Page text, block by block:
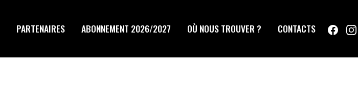
PARTENAIRES ABONNEMENT 2026/2027 OÙ NOUS TROUVER ? CONTACTS